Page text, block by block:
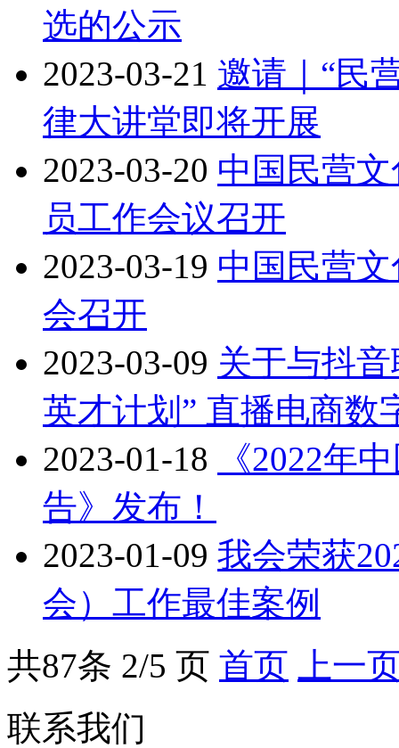
选的公示
2023-03-21 邀请｜“民
律大讲堂即将开展
2023-03-20 中国民营
员工作会议召开
2023-03-19 中国民营
会召开
2023-03-09 关于与抖
英才计划” 直播电商数
2023-01-18
《2022年
告》发布！
2023-01-09 我会荣获
会）工作最佳案例
共87条 2/5 页 首页
上一
联系我们